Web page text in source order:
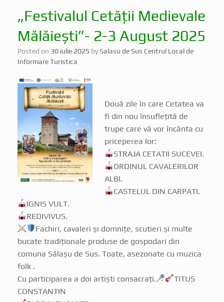
Mălăiești”- 2-3 August 2025
Posted on 30 iulie 2025 bySalasu de Sus Centrul Local de
Informare Turistica
fi din nou însuflețită de
trupe care vă vor încânta cu
priceperea lor:
STRAJA CETATII SUCEVEI.
ORDINUL CAVALERILOR
ALBI.
CASTELUL DIN CARPATI.
REDIVIVUS.
Fachiri, cavaleri și domnițe, scutieri și multe
bucate tradiționale produse de gospodari din
comuna Sălașu de Sus. Toate, asezonate cu muzica
folk .
Cu participarea a doi artiști consacrați.
CONSTANTIN
FLORIN THOMITS